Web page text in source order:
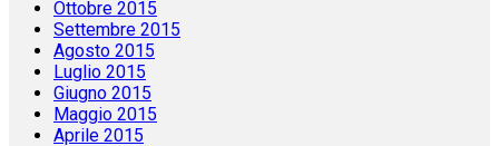
Ottobre 2015
Settembre 2015
Agosto 2015
Luglio 2015
Giugno 2015
Maggio 2015
Aprile 2015